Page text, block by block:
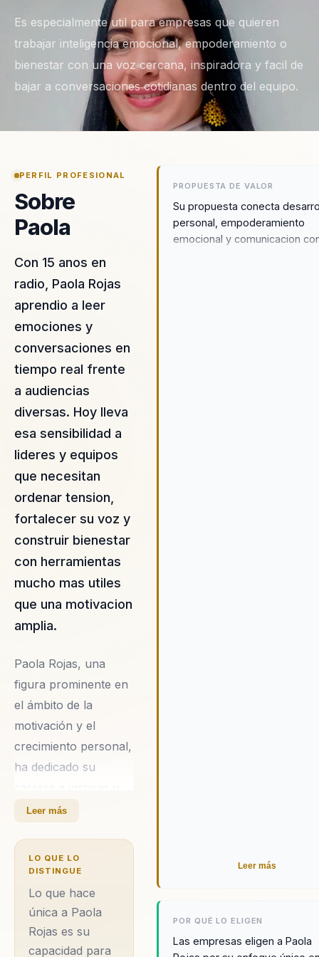
Es especialmente util para empresas que quieren
trabajar inteligencia emocional, empoderamiento o
bienestar con una voz cercana, inspiradora y facil de
bajar a conversaciones cotidianas dentro del equipo.
PERFIL PROFESIONAL
Sobre
Paola
Con 15 anos en
radio, Paola Rojas
aprendio a leer
emociones y
conversaciones en
tiempo real frente
a audiencias
diversas. Hoy lleva
esa sensibilidad a
lideres y equipos
que necesitan
ordenar tension,
fortalecer su voz y
construir bienestar
con herramientas
mucho mas utiles
que una motivacion
amplia.
Paola Rojas, una
figura prominente en
el ámbito de la
motivación y el
crecimiento personal,
ha dedicado su
empoderar a
organizaciones. Con
más de 15 años de
experiencia en
medios de
comunicación como
RCN Radio y Todelar,
Leer más
LO QUE LO
DISTINGUE
Lo que hace
única a Paola
Rojas es su
capacidad para
PROPUESTA DE VALOR
Su propuesta conecta
personal, empoderamiento
emocional y comunicacion
Leer más
POR QUÉ LO ELIGEN
Las empresas eligen a Paola